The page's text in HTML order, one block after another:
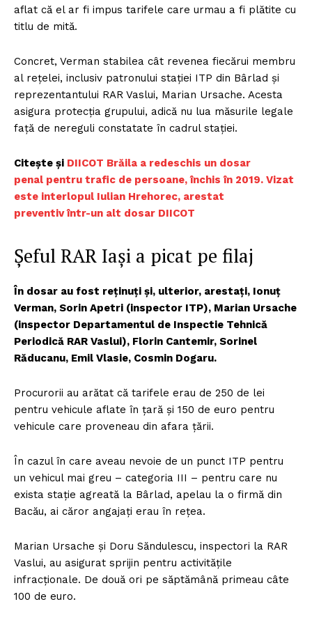
aflat că el ar fi impus tarifele care urmau a fi plătite cu
titlu de mită.
Concret, Verman stabilea cât revenea fiecărui membru
al rețelei, inclusiv patronului stației ITP din Bârlad și
reprezentantului RAR Vaslui, Marian Ursache. Acesta
asigura protecția grupului, adică nu lua măsurile legale
față de nereguli constatate în cadrul stației.
Citește și DIICOT Brăila a redeschis un dosar
penal pentru trafic de persoane, închis în 2019. Vizat
este interlopul Iulian Hrehorec, arestat
preventiv într-un alt dosar DIICOT
Șeful RAR Iași a picat pe filaj
În dosar au fost reținuți și, ulterior, arestați, Ionuț
Verman, Sorin Apetri (inspector ITP), Marian Ursache
(inspector Departamentul de Inspectie Tehnică
Periodică RAR Vaslui), Florin Cantemir, Sorinel
Răducanu, Emil Vlasie, Cosmin Dogaru.
Procurorii au arătat că tarifele erau de 250 de lei
pentru vehicule aflate în țară și 150 de euro pentru
vehicule care proveneau din afara țării.
În cazul în care aveau nevoie de un punct ITP pentru
un vehicul mai greu – categoria III – pentru care nu
exista stație agreată la Bârlad, apelau la o firmă din
Bacău, ai căror angajați erau în rețea.
Marian Ursache și Doru Săndulescu, inspectori la RAR
Vaslui, au asigurat sprijin pentru activitățile
infracționale. De două ori pe săptămână primeau câte
100 de euro.